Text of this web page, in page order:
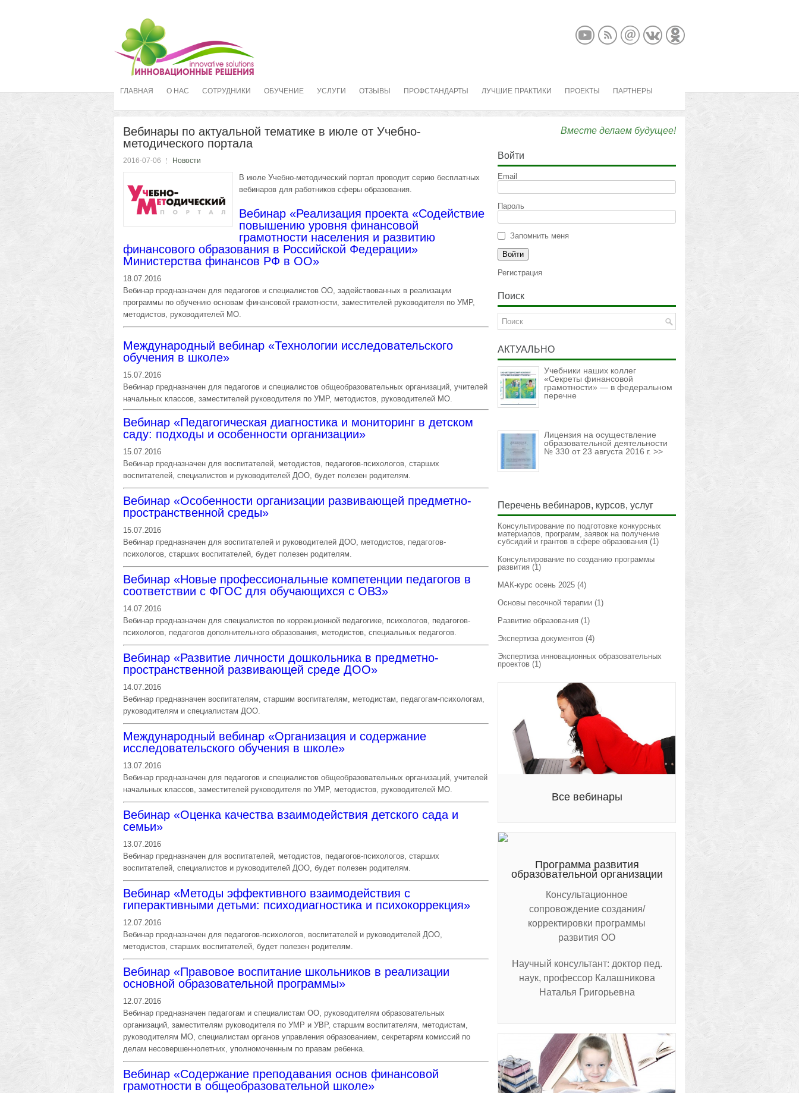
ГЛАВНАЯ О НАС СОТРУДНИКИ ОБУЧЕНИЕ УСЛУГИ ОТЗЫВЫ ПРОФСТАНДАРТЫ ЛУЧШИЕ ПРАКТИКИ ПРОЕКТЫ ПАРТНЕРЫ
Вебинары по актуальной тематике в июле от Учебно-
методического портала
2016-07-06 Новости
В июле Учебно-методический портал проводит серию бесплатных
вебинаров для работников сферы образования.
Вебинар «Реализация проекта «Содействие
повышению уровня финансовой
грамотности населения и развитию
финансового образования в Российской Федерации»
Министерства финансов РФ в ОО»
18.07.2016
Вебинар предназначен для педагогов и специалистов ОО, задействованных в реализации
программы по обучению основам финансовой грамотности, заместителей руководителя по УМР,
методистов, руководителей МО.
Международный вебинар «Технологии исследовательского
обучения в школе»
15.07.2016
Вебинар предназначен для педагогов и специалистов общеобразовательных организаций, учителей
начальных классов, заместителей руководителя по УМР, методистов, руководителей МО.
Вебинар «Педагогическая диагностика и мониторинг в детском
саду: подходы и особенности организации»
15.07.2016
Вебинар предназначен для воспитателей, методистов, педагогов-психологов, старших
воспитателей, специалистов и руководителей ДОО, будет полезен родителям.
Вебинар «Особенности организации развивающей предметно-
пространственной среды»
15.07.2016
Вебинар предназначен для воспитателей и руководителей ДОО, методистов, педагогов-
психологов, старших воспитателей, будет полезен родителям.
Вебинар «Новые профессиональные компетенции педагогов в
соответствии с ФГОС для обучающихся с ОВЗ»
14.07.2016
Вебинар предназначен для специалистов по коррекционной педагогике, психологов, педагогов-
психологов, педагогов дополнительного образования, методистов, специальных педагогов.
Вебинар «Развитие личности дошкольника в предметно-
пространственной развивающей среде ДОО»
14.07.2016
Вебинар предназначен воспитателям, старшим воспитателям, методистам, педагогам-психологам,
руководителям и специалистам ДОО.
Международный вебинар «Организация и содержание
исследовательского обучения в школе»
13.07.2016
Вебинар предназначен для педагогов и специалистов общеобразовательных организаций, учителей
начальных классов, заместителей руководителя по УМР, методистов, руководителей МО.
Вебинар «Оценка качества взаимодействия детского сада и
семьи»
13.07.2016
Вебинар предназначен для воспитателей, методистов, педагогов-психологов, старших
воспитателей, специалистов и руководителей ДОО, будет полезен родителям.
Вебинар «Методы эффективного взаимодействия с
гиперактивными детьми: психодиагностика и психокоррекция»
12.07.2016
Вебинар предназначен для педагогов-психологов, воспитателей и руководителей ДОО,
методистов, старших воспитателей, будет полезен родителям.
Вебинар «Правовое воспитание школьников в реализации
основной образовательной программы»
12.07.2016
Вебинар предназначен педагогам и специалистам ОО, руководителям образовательных
организаций, заместителям руководителя по УМР и УВР, старшим воспитателям, методистам,
руководителям МО, специалистам органов управления образованием, секретарям комиссий по
делам несовершеннолетних, уполномоченным по правам ребенка.
Вебинар «Содержание преподавания основ финансовой
грамотности в общеобразовательной школе»
Вместе делаем будущее!
Войти
Email
Пароль
Запомнить меня
Регистрация
Поиск
АКТУАЛЬНО
Учебники наших коллег
«Секреты финансовой
грамотности» — в федеральном
перечне
Лицензия на осуществление
образовательной деятельности
№ 330 от 23 августа 2016 г. >>
Перечень вебинаров, курсов, услуг
Консультирование по подготовке конкурсных
материалов, программ, заявок на получение
субсидий и грантов в сфере образования (1)
Консультирование по созданию программы
развития (1)
МАК-курс осень 2025 (4)
Основы песочной терапии (1)
Развитие образования (1)
Экспертиза документов (4)
Экспертиза инновационных образовательных
проектов (1)
Все вебинары
Программа развития
образовательной организации
Консультационное
сопровождение создания/
корректировки программы
развития ОО
Научный консультант: доктор пед.
наук, профессор Калашникова
Наталья Григорьевна